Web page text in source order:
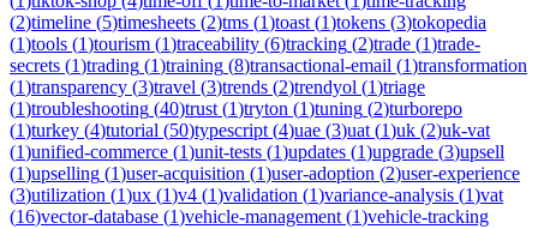
(2)timeline (5)timesheets (2)tms (1)toast (1)tokens (3)tokopedia
(1)tools (1)tourism (1)traceability (6)tracking (2)trade (1)trade-
secrets (1)trading (1)training (8)transactional-email (1)transformation
(1)transparency (3)travel (3)trends (2)trendyol (1)triage
(1)troubleshooting (40)trust (1)tryton (1)tuning (2)turborepo
(1)turkey (4)tutorial (50)typescript (4)uae (3)uat (1)uk (2)uk-vat
(1)unified-commerce (1)unit-tests (1)updates (1)upgrade (3)upsell
(1)upselling (1)user-acquisition (1)user-adoption (2)user-experience
(3)utilization (1)ux (1)v4 (1)validation (1)variance-analysis (1)vat
(16)vector-database (1)vehicle-management (1)vehicle-tracking